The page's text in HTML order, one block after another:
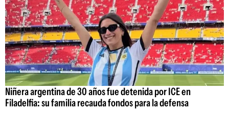
Niñera argentina de 30 años fue detenida por ICE en
Filadelfia: su familia recauda fondos para la defensa